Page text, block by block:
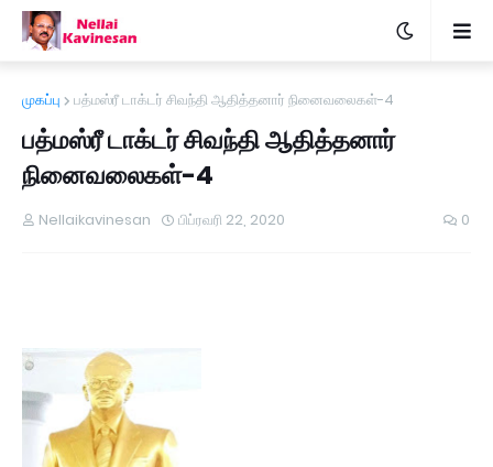
முகப்பு பத்மஸ்ரீ டாக்டர் சிவந்தி ஆதித்தனார் நினைவலைகள்-4
பத்மஸ்ரீ டாக்டர் சிவந்தி ஆதித்தனார்
நினைவலைகள்-4
Nellaikavinesan பிப்ரவரி 22, 2020 0